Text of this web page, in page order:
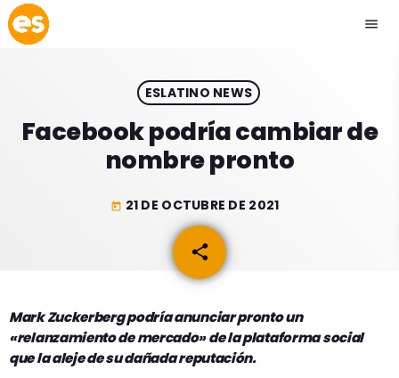
menu
play_arrow EMISIÓN LA PAZ
EMISIÓN COCHABAMBA
ACTUALIDAD
ESPECTÁCULOS
LOS + TOP
PROGRAMACIÓN
ESLATINO NEWS
Facebook podría cambiar de
nombre pronto
today 21 DE OCTUBRE DE 2021
share
email
Mark Zuckerberg podría anunciar pronto un
«relanzamiento de mercado» de la plataforma social
que la aleje de su dañada reputación.